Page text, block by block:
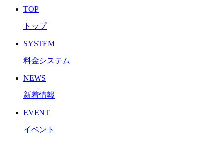
TOP
トップ
SYSTEM
料金システム
NEWS
新着情報
EVENT
イベント